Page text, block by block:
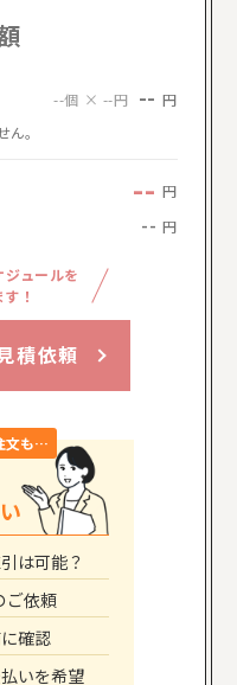
--個 × --円 -- 円
。
-- 円
-- 円
ュールを
！
積依頼
文も…
は可能？
ご依頼
確認
いを希望